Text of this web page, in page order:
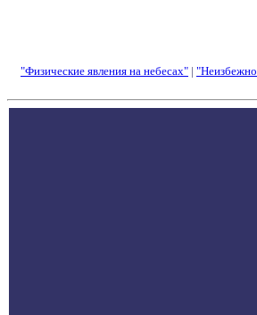
"Физические явления на небесах" |